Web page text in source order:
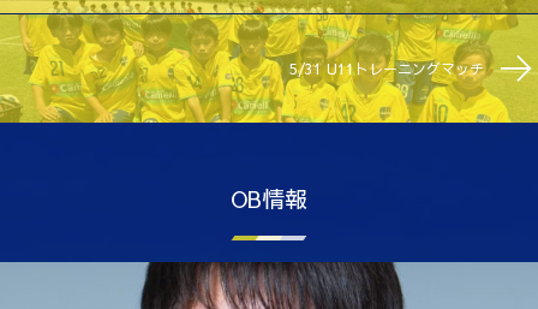
5/31 U11トレーニングマッチ
OB情報